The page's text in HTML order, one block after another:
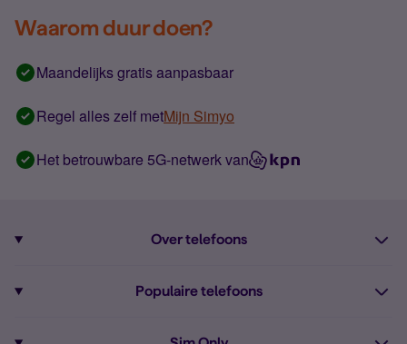
Waarom duur doen?
Maandelijks gratis aanpasbaar
Regel alles zelf metMijn Simyo
Het betrouwbare 5G-netwerk van
Over telefoons
Populaire telefoons